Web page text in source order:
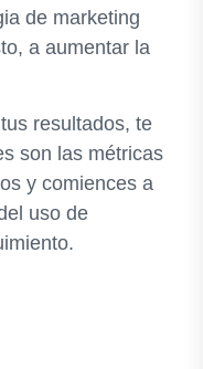
de marketing
a aumentar la
resultados, te
son las métricas
y comiences a
uso de